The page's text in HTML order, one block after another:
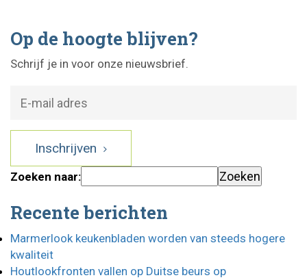
Op de hoogte blijven?
Schrijf je in voor onze nieuwsbrief.
Inschrijven
Zoeken naar:
Recente berichten
Marmerlook keukenbladen worden van steeds hogere
kwaliteit
Houtlookfronten vallen op Duitse beurs op